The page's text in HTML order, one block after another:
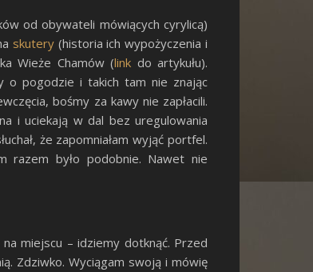
od obywateli mówiących cyrylicą)
skutery (historia ich wypożyczenia i
Wieże Chamów (link do artykułu).
o pogodzie i takich tam nie znając
bośmy za kawy nie zapłacili.
i uciekają w dal bez uregulowania
że zapomniałam wyjąć portfel.
razem było podobnie. Nawet nie
miejscu – idziemy dotknąć. Przed
Zdziwko. Wyciągam swoją i mówię